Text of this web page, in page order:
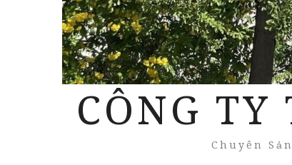
CÔNG
Chuyên